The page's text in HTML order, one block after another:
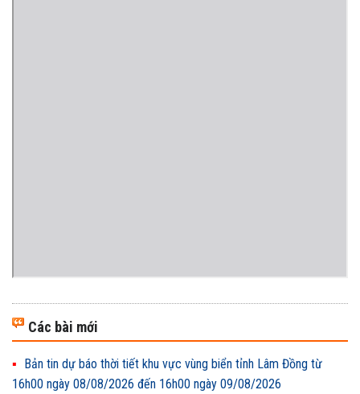
Các bài mới
Bản tin dự báo thời tiết khu vực vùng biển tỉnh Lâm Đồng từ
16h00 ngày 08/08/2026 đến 16h00 ngày 09/08/2026